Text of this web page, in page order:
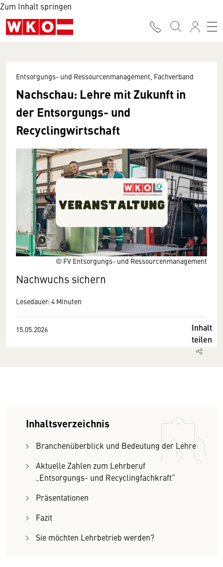
Zum Inhalt springen
© FV Entsorgungs- und Ressourcenmanagement
Entsorgungs- und Ressourcenmanagement, Fachverband
Nachschau: Lehre mit Zukunft in
der Entsorgungs- und
Recyclingwirtschaft
Nachwuchs sichern
Lesedauer: 4 Minuten
15.05.2026
Inhalt
teilen
Inhaltsverzeichnis
Branchenüberblick und Bedeutung der Lehre
Aktuelle Zahlen zum Lehrberuf
„Entsorgungs- und Recyclingfachkraft“
Präsentationen
Fazit
Sie möchten Lehrbetrieb werden?